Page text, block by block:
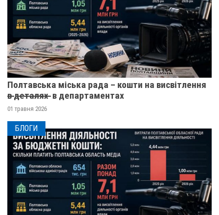
Полтавська міська рада – кошти на висвітлення
в̶ ̶д̶е̶т̶а̶л̶я̶х̶ ̶ в департаментах
01 травня 2026
БЛОГИ